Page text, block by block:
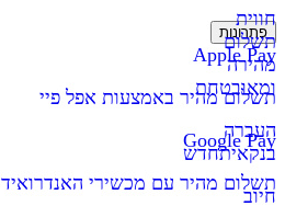
חווית
תשלום
מהירה
ומאובטחת
העברה
בנקאיתחדש
חיוב
פתרונות
Apple Pay
תשלום מהיר באמצעות אפל פיי
Google Pay
תשלום מהיר עם מכשירי האנדרואיד